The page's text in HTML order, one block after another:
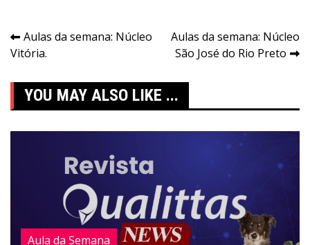
Navegação
de
Post
Aulas da semana: Núcleo
Vitória.
Aulas da semana: Núcleo
São José do Rio Preto
YOU MAY ALSO LIKE ...
Aula da Semana